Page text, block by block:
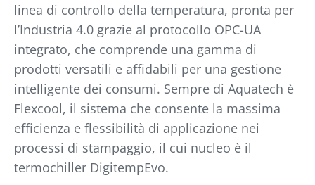
linea di controllo della temperatura, pronta per
l’Industria 4.0 grazie al protocollo OPC-UA
integrato, che comprende una gamma di
prodotti versatili e affidabili per una gestione
intelligente dei consumi. Sempre di Aquatech è
Flexcool, il sistema che consente la massima
efficienza e flessibilità di applicazione nei
processi di stampaggio, il cui nucleo è il
termochiller DigitempEvo.